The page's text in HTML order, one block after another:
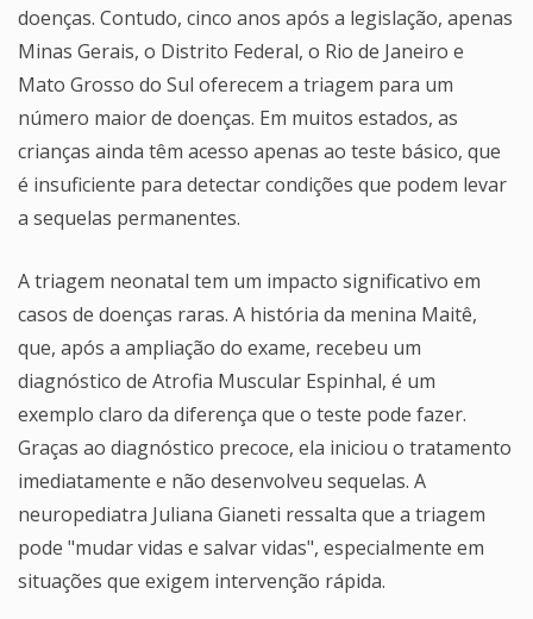
doenças. Contudo, cinco anos após a legislação, apenas
Minas Gerais, o Distrito Federal, o Rio de Janeiro e
Mato Grosso do Sul oferecem a triagem para um
número maior de doenças. Em muitos estados, as
crianças ainda têm acesso apenas ao teste básico, que
é insuficiente para detectar condições que podem levar
a sequelas permanentes.
A triagem neonatal tem um impacto significativo em
casos de doenças raras. A história da menina Maitê,
que, após a ampliação do exame, recebeu um
diagnóstico de Atrofia Muscular Espinhal, é um
exemplo claro da diferença que o teste pode fazer.
Graças ao diagnóstico precoce, ela iniciou o tratamento
imediatamente e não desenvolveu sequelas. A
neuropediatra Juliana Gianeti ressalta que a triagem
pode "mudar vidas e salvar vidas", especialmente em
situações que exigem intervenção rápida.